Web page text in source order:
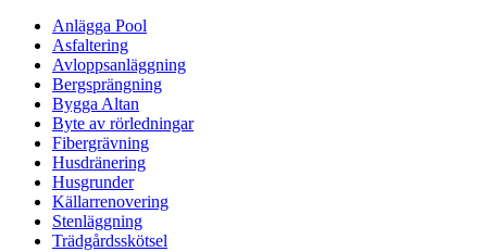
Anlägga Pool
Asfaltering
Avloppsanläggning
Bergsprängning
Bygga Altan
Byte av rörledningar
Fibergrävning
Husdränering
Husgrunder
Källarrenovering
Stenläggning
Trädgårdsskötsel